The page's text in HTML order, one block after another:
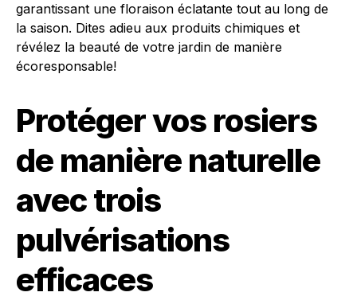
garantissant une floraison éclatante tout au long de
la saison. Dites adieu aux produits chimiques et
révélez la beauté de votre jardin de manière
écoresponsable!
Protéger vos rosiers
de manière naturelle
avec trois
pulvérisations
efficaces